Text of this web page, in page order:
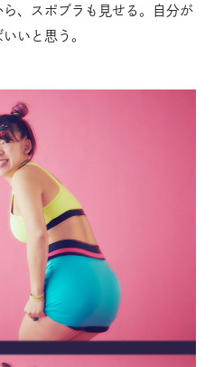
、スポブラも見せる。自分が
いと思う。